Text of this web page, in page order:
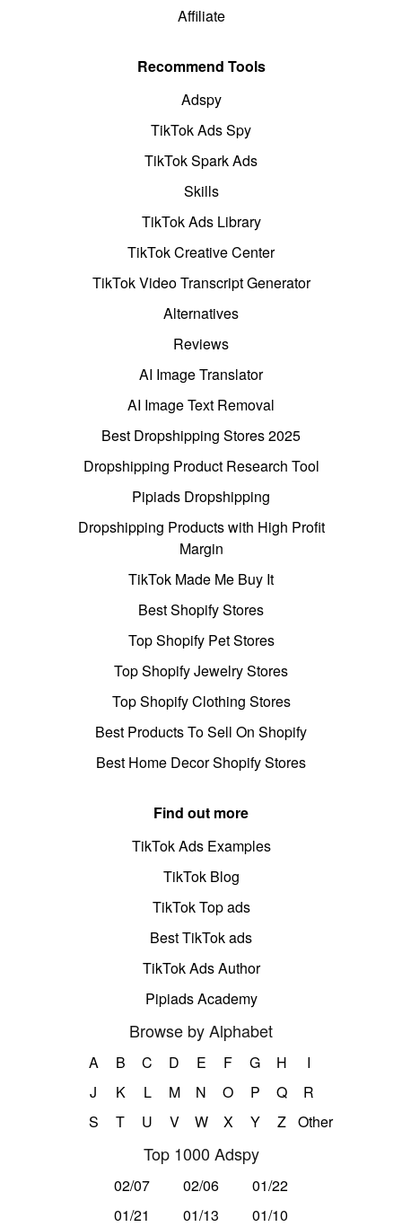
Affiliate
Recommend Tools
Adspy
TikTok Ads Spy
TikTok Spark Ads
Skills
TikTok Ads Library
TikTok Creative Center
TikTok Video Transcript Generator
Alternatives
Reviews
AI Image Translator
AI Image Text Removal
Best Dropshipping Stores 2025
Dropshipping Product Research Tool
Pipiads Dropshipping
Dropshipping Products with High Profit
Margin
TikTok Made Me Buy It
Best Shopify Stores
Top Shopify Pet Stores
Top Shopify Jewelry Stores
Top Shopify Clothing Stores
Best Products To Sell On Shopify
Best Home Decor Shopify Stores
Find out more
TikTok Ads Examples
TikTok Blog
TikTok Top ads
Best TikTok ads
TikTok Ads Author
Pipiads Academy
Browse by Alphabet
A B C D E F G H
I
J
K L M N O P Q
R
S
T U V W X Y Z Other
Top 1000 Adspy
02/07 02/06
01/22
01/21
01/13
01/10